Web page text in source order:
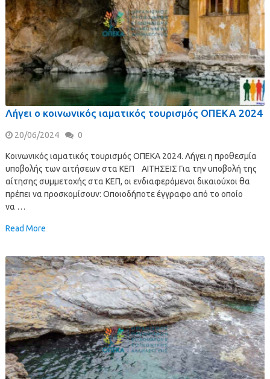
Λήγει ο κοινωνικός ιαματικός τουρισμός ΟΠΕΚΑ 2024
20/06/2024 0
Κοινωνικός ιαματικός τουρισμός ΟΠΕΚΑ 2024. Λήγει η προθεσμία
υποβολής των αιτήσεων στα ΚΕΠ ΑΙΤΗΣΕΙΣ Για την υποβολή της
αίτησης συμμετοχής στα ΚΕΠ, οι ενδιαφερόμενοι δικαιούχοι θα
πρέπει να προσκομίσουν: Οποιοδήποτε έγγραφο από το οποίο
να …
Read More